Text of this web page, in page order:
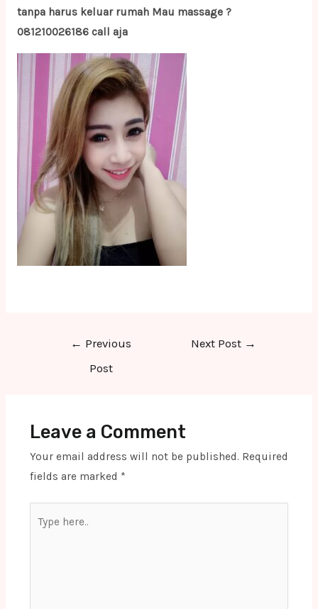
tanpa harus keluar rumah Mau massage ?
081210026186 call aja
← Previous
Post
Next Post →
Leave a Comment
Your email address will not be published. Required
fields are marked *
here..